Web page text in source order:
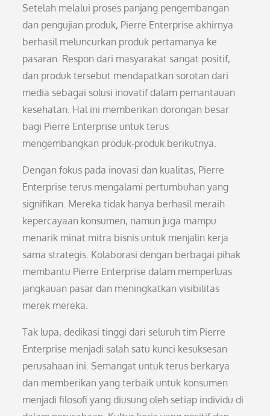
Setelah melalui proses panjang pengembangan
dan pengujian produk, Pierre Enterprise akhirnya
berhasil meluncurkan produk pertamanya ke
pasaran. Respon dari masyarakat sangat positif,
dan produk tersebut mendapatkan sorotan dari
media sebagai solusi inovatif dalam pemantauan
kesehatan. Hal ini memberikan dorongan besar
bagi Pierre Enterprise untuk terus
mengembangkan produk-produk berikutnya.
Dengan fokus pada inovasi dan kualitas, Pierre
Enterprise terus mengalami pertumbuhan yang
signifikan. Mereka tidak hanya berhasil meraih
kepercayaan konsumen, namun juga mampu
menarik minat mitra bisnis untuk menjalin kerja
sama strategis. Kolaborasi dengan berbagai pihak
membantu Pierre Enterprise dalam memperluas
jangkauan pasar dan meningkatkan visibilitas
merek mereka.
Tak lupa, dedikasi tinggi dari seluruh tim Pierre
Enterprise menjadi salah satu kunci kesuksesan
perusahaan ini. Semangat untuk terus berkarya
dan memberikan yang terbaik untuk konsumen
menjadi filosofi yang diusung oleh setiap individu di